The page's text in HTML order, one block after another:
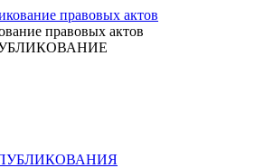
правовых актов